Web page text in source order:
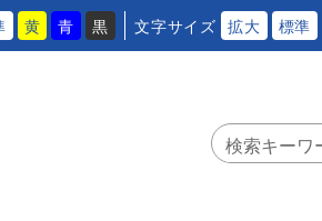
黄 青 黒 文字サイズ 拡大 標準